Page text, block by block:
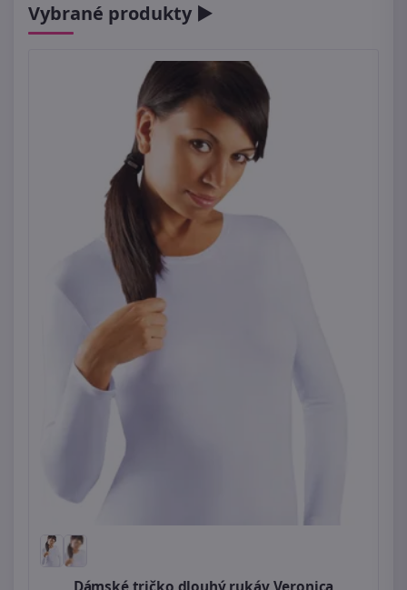
Vybrané produkty ►